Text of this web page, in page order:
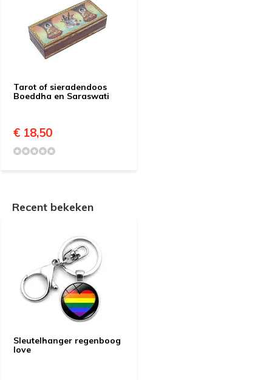
Tarot of sieradendoos
Boeddha en Saraswati
€ 18,50
Recent bekeken
Sleutelhanger regenboog
love